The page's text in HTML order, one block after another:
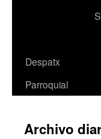
Despatx
Parroquial
Archivo